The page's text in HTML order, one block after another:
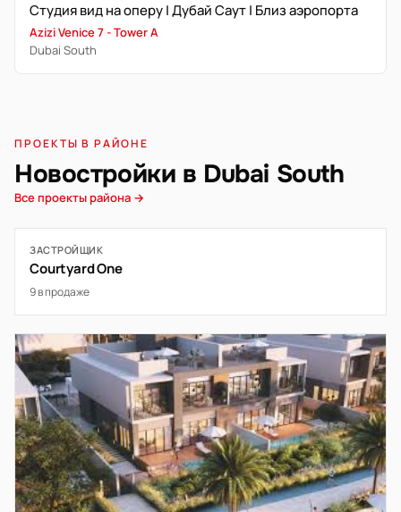
Студия вид на оперу | Дубай Саут | Близ аэропорта
Azizi Venice 7 - Tower A
Dubai South
ПРОЕКТЫ В РАЙОНЕ
Новостройки в Dubai South
Все проекты района →
ЗАСТРОЙЩИК
Courtyard One
9 в продаже